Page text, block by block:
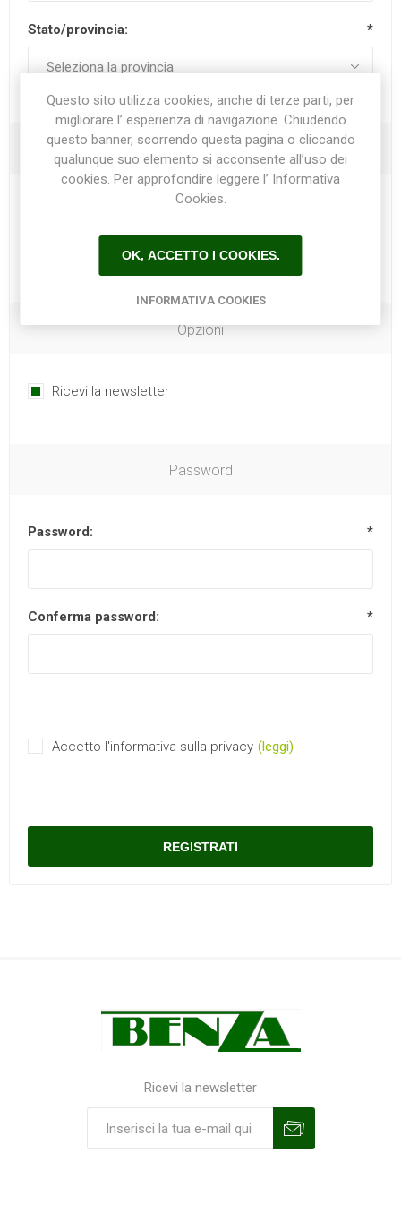
Stato/provincia: *
Recapiti
Opzioni
Ricevi la newsletter
Password
Password: *
Conferma password: *
Accetto l'informativa sulla privacy (leggi)
Ricevi la newsletter
Questo sito utilizza cookies, anche di terze parti, per
migliorare l’ esperienza di navigazione. Chiudendo
questo banner, scorrendo questa pagina o cliccando
qualunque suo elemento si acconsente all’uso dei
cookies. Per approfondire leggere l’ Informativa
Cookies.
OK, ACCETTO I COOKIES.
INFORMATIVA COOKIES